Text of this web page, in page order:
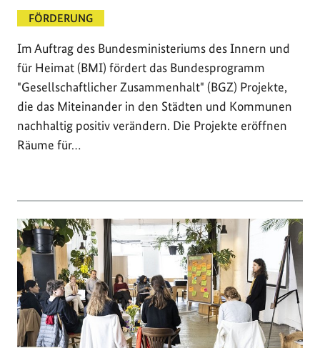
FÖRDERUNG
Im Auftrag des Bundesministeriums des Innern und
für Heimat (BMI) fördert das Bundesprogramm
"Gesellschaftlicher Zusammenhalt" (BGZ) Projekte,
die das Miteinander in den Städten und Kommunen
nachhaltig positiv verändern. Die Projekte eröffnen
Räume für…